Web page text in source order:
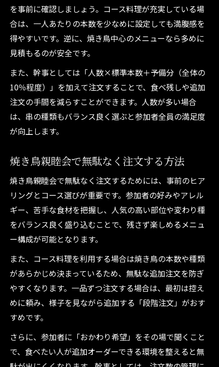
を事前に確認しましょう。コース料理が充実している場
合は、一人あたりの本数を少なめに設定しても満腹感を
得やすいです。逆に、焼き鳥中心のメニューなら多めに
見積もるのが安全です。
また、幹事としては「人数×標準本数＋予備分（全体の
10％程度）」を加えて注文することで、食べ残しや追加
注文の手間を減らすことができます。人数が多い場合
は、串の種類もバランス良く選ぶと参加者全員の満足度
が向上します。
焼き鳥親睦会で無駄なく注文する方法
焼き鳥親睦会で無駄なく注文するためには、事前のヒア
リングとコース選びが重要です。参加者の好みやアレル
ギー、苦手な食材を把握し、人気の高い部位や変わり種
をバランス良く盛り込むことで、残さず楽しめるメニュ
ー構成が可能となります。
また、コース料理を利用する場合は焼き鳥の本数や種類
があらかじめ決まっているため、無駄な追加注文を防ぎ
やすくなります。一品ずつ注文する場合は、最初は控え
めに頼み、様子を見ながら追加する「段階注文」がおす
すめです。
さらに、参加者に「おかわり希望」をその場で聞くこと
で、食べたい人が追加オーダーできる環境を整えると無